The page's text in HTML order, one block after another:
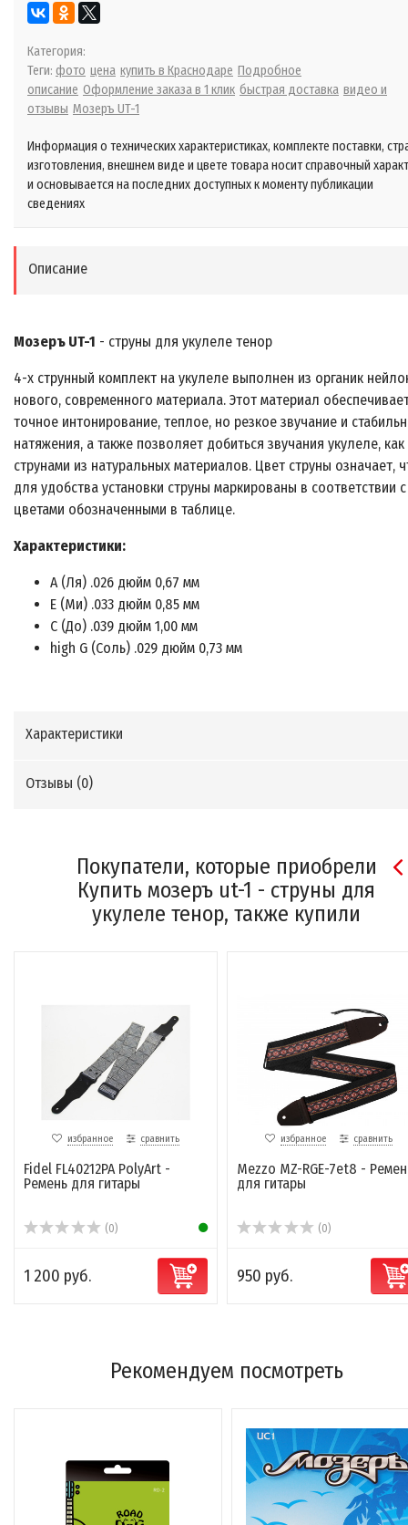
Категория:
Теги: фото цена купить в Краснодаре Подробное
описание Оформление заказа в 1 клик быстрая доставка видео и
отзывы Мозеръ UT-1
Информация о технических характеристиках, комплекте поставки,
изготовления, внешнем виде и цвете товара носит справочный
и основывается на последних доступных к моменту публикации
сведениях
Описание
Мозеръ UT-1 - струны для укулеле тенор
4-х струнный комплект на укулеле выполнен из органик
нового, современного материала. Этот материал
точное интонирование, теплое, но резкое звучание и
натяжения, а также позволяет добиться звучания укулеле, как
струнами из натуральных материалов. Цвет струны означает,
для удобства установки струны маркированы в соответствии с
цветами обозначенными в таблице.
Характеристики:
А (Ля) .026 дюйм 0,67 мм
Е (Ми) .033 дюйм 0,85 мм
С (До) .039 дюйм 1,00 мм
high G (Соль) .029 дюйм 0,73 мм
Характеристики
Отзывы (0)
Покупатели, которые приобрели
Купить мозеръ ut-1 - струны для
укулеле тенор, также купили
избранное сравнить
Fidel FL40212PA PolyArt -
Ремень для гитары
(0)
1 200 руб.
избранное сравнить
Mezzo MZ-RGE-7et8 -
для гитары
(0)
950 руб.
Рекомендуем посмотреть